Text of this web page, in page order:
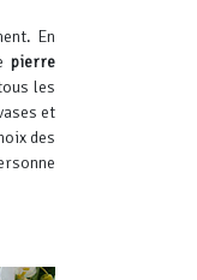
En
pierre
les
et
des